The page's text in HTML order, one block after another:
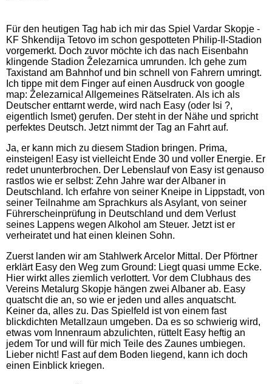
Für den heutigen Tag hab ich mir das Spiel Vardar Skopje -
KF Shkendija Tetovo im schon gespotteten Philip-II-Stadion
vorgemerkt. Doch zuvor möchte ich das nach Eisenbahn
klingende Stadion Železarnica umrunden. Ich gehe zum
Taxistand am Bahnhof und bin schnell von Fahrern umringt.
Ich tippe mit dem Finger auf einen Ausdruck von google
map: Železarnica! Allgemeines Rätselraten. Als ich als
Deutscher enttarnt werde, wird nach Easy (oder Isi ?,
eigentlich Ismet) gerufen. Der steht in der Nähe und spricht
perfektes Deutsch. Jetzt nimmt der Tag an Fahrt auf.
Ja, er kann mich zu diesem Stadion bringen. Prima,
einsteigen! Easy ist vielleicht Ende 30 und voller Energie. Er
redet ununterbrochen. Der Lebenslauf von Easy ist genauso
rastlos wie er selbst: Zehn Jahre war der Albaner in
Deutschland. Ich erfahre von seiner Kneipe in Lippstadt, von
seiner Teilnahme am Sprachkurs als Asylant, von seiner
Führerscheinprüfung in Deutschland und dem Verlust
seines Lappens wegen Alkohol am Steuer. Jetzt ist er
verheiratet und hat einen kleinen Sohn.
Zuerst landen wir am Stahlwerk Arcelor Mittal. Der Pförtner
erklärt Easy den Weg zum Ground: Liegt quasi umme Ecke.
Hier wirkt alles ziemlich verlottert. Vor dem Clubhaus des
Vereins Metalurg Skopje hängen zwei Albaner ab. Easy
quatscht die an, so wie er jeden und alles anquatscht.
Keiner da, alles zu. Das Spielfeld ist von einem fast
blickdichten Metallzaun umgeben. Da es so schwierig wird,
etwas vom Innenraum abzulichten, rüttelt Easy heftig an
jedem Tor und will für mich Teile des Zaunes umbiegen.
Lieber nicht! Fast auf dem Boden liegend, kann ich doch
einen Einblick kriegen.